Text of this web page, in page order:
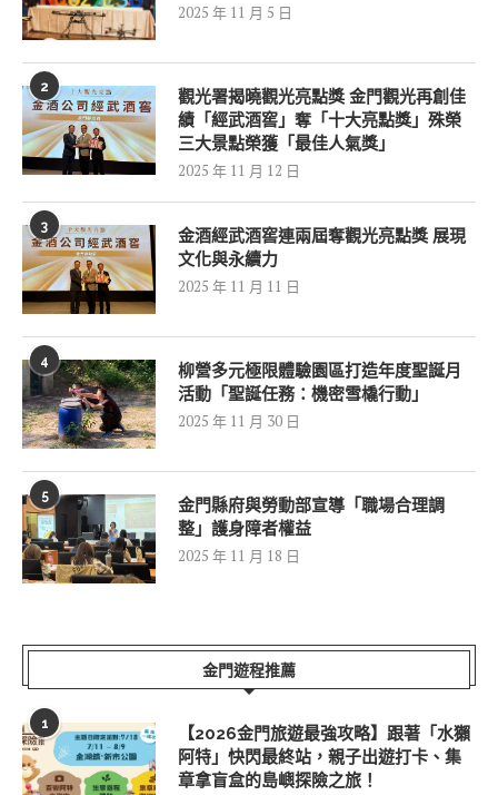
2025 年 11 月 5 日
2
觀光署揭曉觀光亮點獎 金門觀光再創佳
績「經武酒窖」奪「十大亮點獎」殊榮
三大景點榮獲「最佳人氣獎」
2025 年 11 月 12 日
3
金酒經武酒窖連兩屆奪觀光亮點獎 展現
文化與永續力
2025 年 11 月 11 日
4
柳營多元極限體驗園區打造年度聖誕月
活動「聖誕任務：機密雪橇行動」
2025 年 11 月 30 日
5
金門縣府與勞動部宣導「職場合理調
整」護身障者權益
2025 年 11 月 18 日
金門遊程推薦
1
【2026金門旅遊最強攻略】跟著「水獺
阿特」快閃最終站，親子出遊打卡、集
章拿盲盒的島嶼探險之旅！